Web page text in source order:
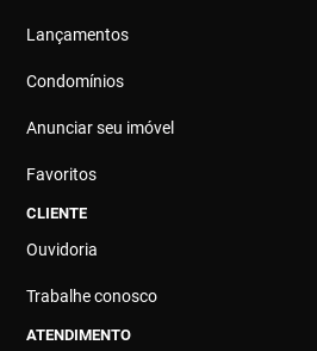
Lançamentos
Condomínios
Anunciar seu imóvel
Favoritos
CLIENTE
Ouvidoria
Trabalhe conosco
ATENDIMENTO